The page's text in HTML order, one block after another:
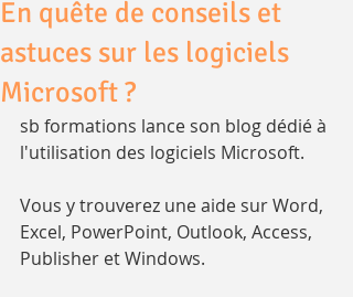
En quête de conseils et
astuces sur les logiciels
Microsoft ?
sb formations lance son blog dédié à
l'utilisation des logiciels Microsoft.
Vous y trouverez une aide sur Word,
Excel, PowerPoint, Outlook, Access,
Publisher et Windows.